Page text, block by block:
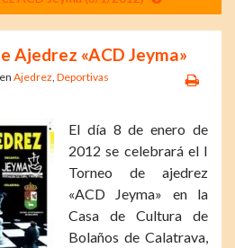
Ajedrez «ACD Jeyma»
en Ajedrez Deportivas
El día 8 de enero de
2012 se celebrará el I
Torneo de ajedrez
«ACD Jeyma» en la
Casa de Cultura de
Bolaños de Calatrava,